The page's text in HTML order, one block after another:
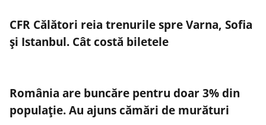
CFR Călători reia trenurile spre Varna, Sofia
și Istanbul. Cât costă biletele
România are buncăre pentru doar 3% din
populație. Au ajuns cămări de murături